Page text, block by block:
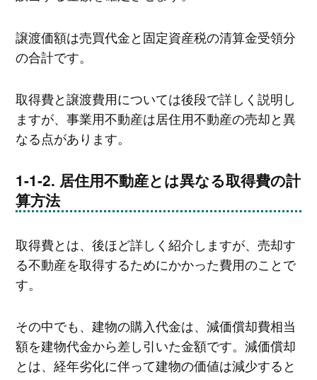
譲渡価額は売買代金と固定資産税の清算金受領分
の合計です。
取得費と譲渡費用については後段で詳しく説明し
ますが、事業用不動産は居住用不動産の売却と異
なる点があります。
居住用不動産とは異なる取得費の計
算方法
取得費とは、後ほど詳しく紹介しますが、売却す
る不動産を取得するためにかかった費用のことで
す。
その中でも、建物の購入代金は、減価償却費相当
額を建物代金から差し引いた金額です。減価償却
とは、経年劣化に伴って建物の価値は減少すると